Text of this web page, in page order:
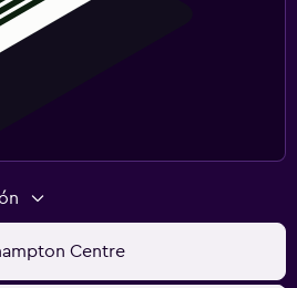
Centre